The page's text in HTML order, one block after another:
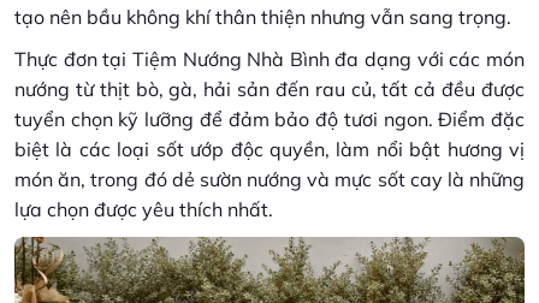
tạo nên bầu không khí thân thiện nhưng vẫn sang trọng.
Thực đơn tại Tiệm Nướng Nhà Bình đa dạng với các món
nướng từ thịt bò, gà, hải sản đến rau củ, tất cả đều được
tuyển chọn kỹ lưỡng để đảm bảo độ tươi ngon. Điểm đặc
biệt là các loại sốt ướp độc quyền, làm nổi bật hương vị
món ăn, trong đó dẻ sườn nướng và mực sốt cay là những
lựa chọn được yêu thích nhất.